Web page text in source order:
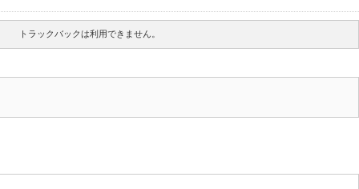
トラックバックは利用できません。